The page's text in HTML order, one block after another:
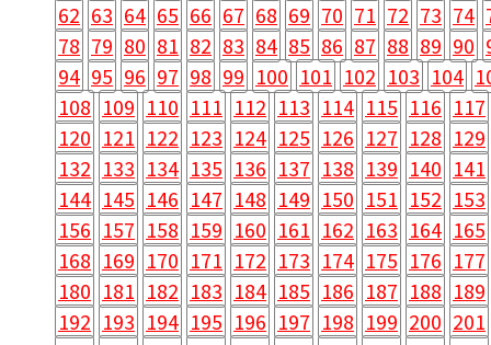
62 63 64 65 66 67 68 69 70 71 72 73 74
78 79 80 81 82 83 84 85 86 87 88 89 90
94 95 96 97 98 99 100 101 102 103 104
108 109 110 111 112 113 114 115 116 117
120 121 122 123 124 125 126 127 128 129
132 133 134 135 136 137 138 139 140 141
144 145 146 147 148 149 150 151 152 153
156 157 158 159 160 161 162 163 164 165
168 169 170 171 172 173 174 175 176 177
180 181 182 183 184 185 186 187 188 189
192 193 194 195 196 197 198 199 200 201